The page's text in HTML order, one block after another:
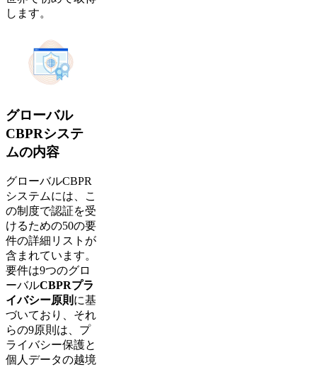
します。
グローバル
CBPRシステ
ムの内容
グローバルCBPR
システムには、こ
の制度で認証を受
けるための50の要
件の詳細リストが
含まれています。
要件は9つのグロ
ーバルCBPRプラ
イバシー原則 に基
づいており、それ
らの9原則は、プ
ライバシー保護と
個人データの越境